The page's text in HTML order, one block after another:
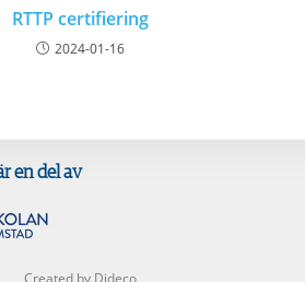
RTTP certifiering
2024-01-16
en del av
Created by Dideco